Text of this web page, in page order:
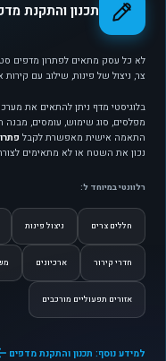
תכנון והתקנת
לא כל עסק מתאים לפתרון מדפים
צר, ניצול של פינות, שילוב עם
בלוגיסטי מדף ניתן להתאים את
מפלסים, סוג שימוש, עומסים, מבנה
התאמה אישית מאפשרת לקבל
נכון את השטח או לא מתאימים
רלוונטי במיוחד ל:
חללים צרים ניצול פינות
חדרי קירור ארכיונים
אזורים תפעוליים מורכבים
למידע נוסף: תכנון והתקנת מדפים